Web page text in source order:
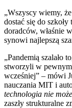
„Wszyscy wiemy,
dostać się do
doradców, właśnie
synowi najlepszą
„Pandemią szalało
stworzyli w
wcześniej” – mówi
nauczania MIT i
technologia nie
zaszły strukturalne